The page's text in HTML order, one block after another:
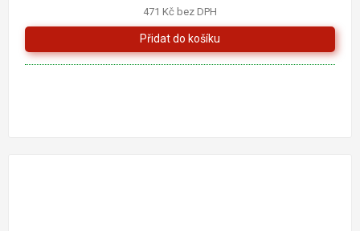
471 Kč bez DPH